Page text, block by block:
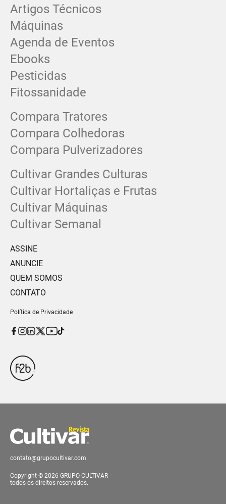
Artigos Técnicos
Máquinas
Agenda de Eventos
Ebooks
Pesticidas
Fitossanidade
Compara Tratores
Compara Colhedoras
Compara Pulverizadores
Cultivar Grandes Culturas
Cultivar Hortaliças e Frutas
Cultivar Máquinas
Cultivar Semanal
ASSINE
ANUNCIE
QUEM SOMOS
CONTATO
Política de Privacidade
contato@grupocultivar.com
Copyright © 2026 GRUPO CULTIVAR
todos os direitos reservados.